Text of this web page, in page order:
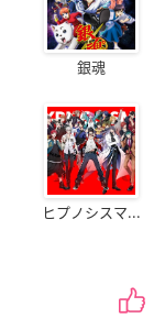
銀魂
ヒプノシスマ...